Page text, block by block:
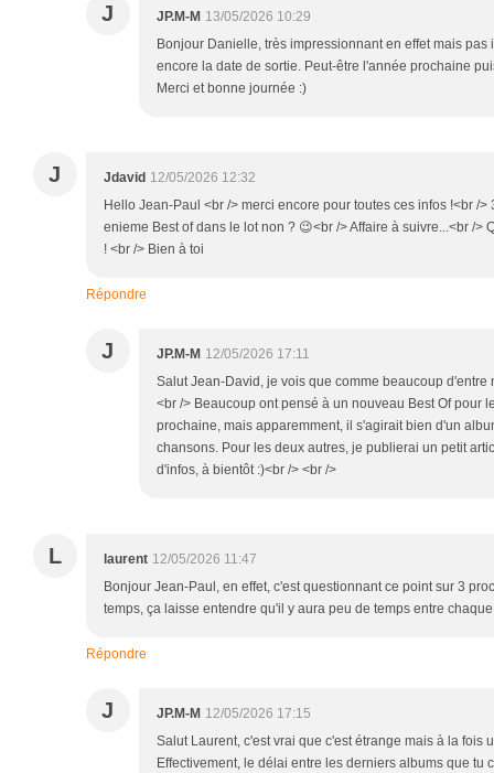
J JP.M-M 13/05/2026 10:29
Bonjour Danielle, très impressionnant en effet mais
encore la date de sortie. Peut-être l'année prochaine
Merci et bonne journée :)
J Jdavid 12/05/2026 12:32
Hello Jean-Paul <br /> merci encore pour toutes ces infos !<br />
enieme Best of dans le lot non ? 😉<br /> Affaire à suivre...<br />
! <br /> Bien à toi
Répondre
J JP.M-M 12/05/2026 17:11
Salut Jean-David, je vois que comme beaucoup d'entre
<br /> Beaucoup ont pensé à un nouveau Best Of pour
prochaine, mais apparemment, il s'agirait bien d'un
chansons. Pour les deux autres, je publierai un petit
d'infos, à bientôt :)<br /> <br />
L laurent 12/05/2026 11:47
Bonjour Jean-Paul, en effet, c'est questionnant ce point sur 3
temps, ça laisse entendre qu'il y aura peu de temps entre
Répondre
J JP.M-M 12/05/2026 17:15
Salut Laurent, c'est vrai que c'est étrange mais à la fois
Effectivement, le délai entre les derniers albums que tu